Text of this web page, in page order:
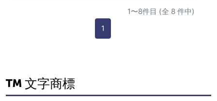
1〜8件目 (全 8 件中)
1
文字商標